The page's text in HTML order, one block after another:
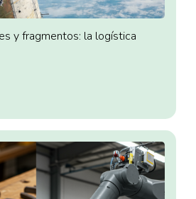
y fragmentos: la logística